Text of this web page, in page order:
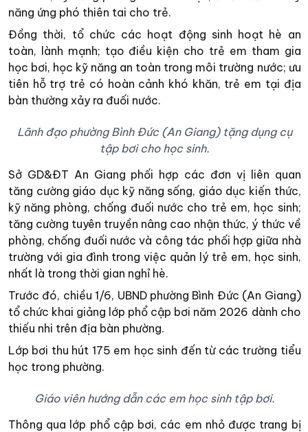
năng ứng phó thiên tai cho trẻ.
Đồng thời, tổ chức các hoạt động sinh hoạt hè an
toàn, lành mạnh; tạo điều kiện cho trẻ em tham gia
học bơi, học kỹ năng an toàn trong môi trường nước; ưu
tiên hỗ trợ trẻ có hoàn cảnh khó khăn, trẻ em tại địa
bàn thường xảy ra đuối nước.
Lãnh đạo phường Bình Đức (An Giang) tặng dụng cụ
tập bơi cho học sinh.
Sở GD&ĐT An Giang phối hợp các đơn vị liên quan
tăng cường giáo dục kỹ năng sống, giáo dục kiến thức,
kỹ năng phòng, chống đuối nước cho trẻ em, học sinh;
tăng cường tuyên truyền nâng cao nhận thức, ý thức về
phòng, chống đuối nước và công tác phối hợp giữa nhà
trường với gia đình trong việc quản lý trẻ em, học sinh,
nhất là trong thời gian nghỉ hè.
Trước đó, chiều 1/6, UBND phường Bình Đức (An Giang)
tổ chức khai giảng lớp phổ cập bơi năm 2026 dành cho
thiếu nhi trên địa bàn phường.
Lớp bơi thu hút 175 em học sinh đến từ các trường tiểu
học trong phường.
Giáo viên hướng dẫn các em học sinh tập bơi.
Thông qua lớp phổ cập bơi, các em nhỏ được trang bị